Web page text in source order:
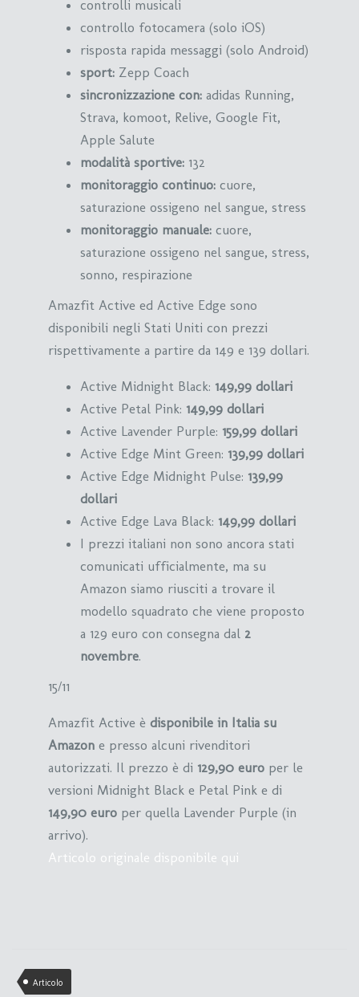
controlli musicali
controllo fotocamera (solo iOS)
risposta rapida messaggi (solo Android)
sport: Zepp Coach
sincronizzazione con: adidas Running,
Strava, komoot, Relive, Google Fit,
Apple Salute
modalità sportive: 132
monitoraggio continuo: cuore,
saturazione ossigeno nel sangue, stress
monitoraggio manuale: cuore,
saturazione ossigeno nel sangue, stress,
sonno, respirazione
Amazfit Active ed Active Edge sono
disponibili negli Stati Uniti con prezzi
rispettivamente a partire da 149 e 139 dollari.
Active Midnight Black: 149,99 dollari
Active Petal Pink: 149,99 dollari
Active Lavender Purple: 159,99 dollari
Active Edge Mint Green: 139,99 dollari
Active Edge Midnight Pulse: 139,99
dollari
Active Edge Lava Black: 149,99 dollari
I prezzi italiani non sono ancora stati
comunicati ufficialmente, ma su
Amazon siamo riusciti a trovare il
modello squadrato che viene proposto
a 129 euro con consegna dal 2
novembre.
15/11
Amazfit Active è disponibile in Italia su
Amazon e presso alcuni rivenditori
autorizzati. Il prezzo è di 129,90 euro per le
versioni Midnight Black e Petal Pink e di
149,90 euro per quella Lavender Purple (in
arrivo).
Articolo originale disponibile qui
Articolo